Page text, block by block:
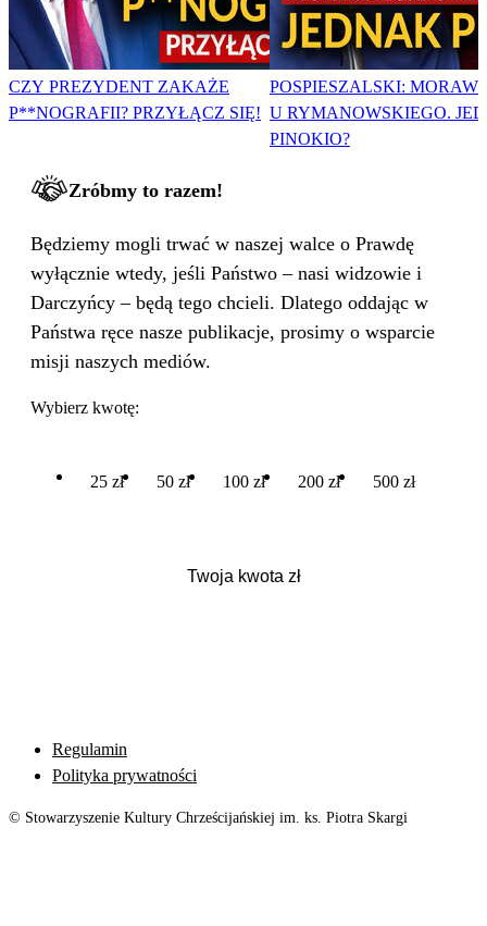
CZY PREZYDENT ZAKAŻE
P**NOGRAFII? PRZYŁĄCZ SIĘ!
POSPIESZALSKI:
U RYMANOWSKIEGO.
PINOKIO?
Zróbmy to razem!
Będziemy mogli trwać w naszej walce o Prawdę
wyłącznie wtedy, jeśli Państwo – nasi widzowie i
Darczyńcy – będą tego chcieli. Dlatego oddając w
Państwa ręce nasze publikacje, prosimy o wsparcie
misji naszych mediów.
Wybierz kwotę:
25 zł 50 zł 100 zł 200 zł 500 zł
Regulamin
Polityka prywatności
© Stowarzyszenie Kultury Chrześcijańskiej im. ks. Piotra Skargi